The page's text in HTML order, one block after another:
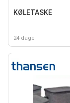
KØLETASKE
24 dage